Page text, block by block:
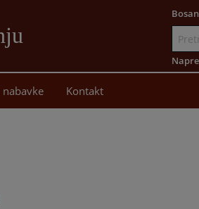
sadržaj
nabavke Kontakt